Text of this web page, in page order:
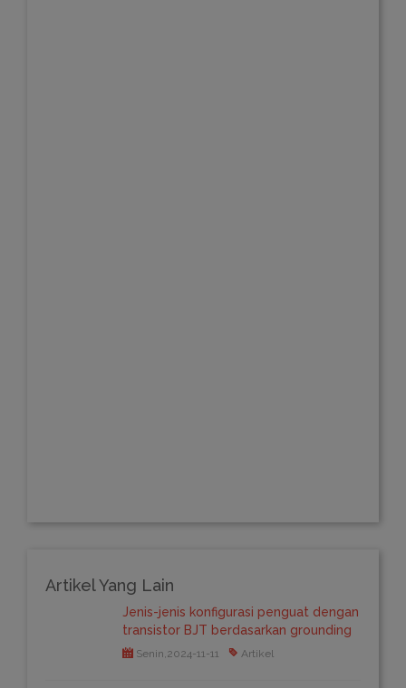
Artikel Yang Lain
Jenis-jenis konfigurasi penguat dengan
transistor BJT berdasarkan grounding
Senin,2024-11-11 Artikel